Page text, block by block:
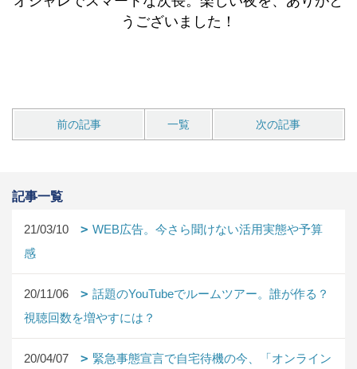
うございました！
前の記事 一覧 次の記事
記事一覧
21/03/10
WEB広告。今さら聞けない活用実態や予算
感
20/11/06
話題のYouTubeでルームツアー。誰が作る？
視聴回数を増やすには？
20/04/07
緊急事態宣言で自宅待機の今、「オンライン